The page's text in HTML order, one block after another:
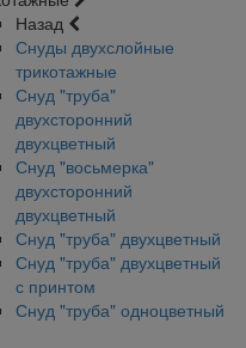
Назад
Снуды двухслойные
трикотажные
Снуд "труба"
двухсторонний
двухцветный
Снуд "восьмерка"
двухсторонний
двухцветный
Снуд "труба" двухцветный
Снуд "труба" двухцветный
с принтом
Снуд "труба" одноцветный